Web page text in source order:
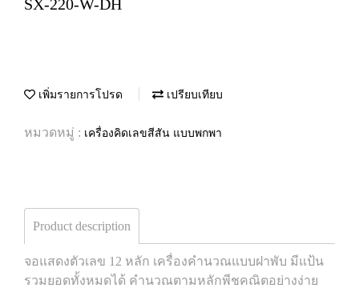
SX-220-W-DH
เพิ่มรายการโปรด เปรียบเทียบ
หมวดหมู่ : เครื่องคิดเลขสีสัน แบบพกพา
Product description
จอแสดงตัวเลข 12 หลัก เครื่องคำนวณแบบฝาพับ มีแป้น
รวมยอดทั้งหมดได้ คำนวณตามหลักพีชคณิตอย่างง่าย